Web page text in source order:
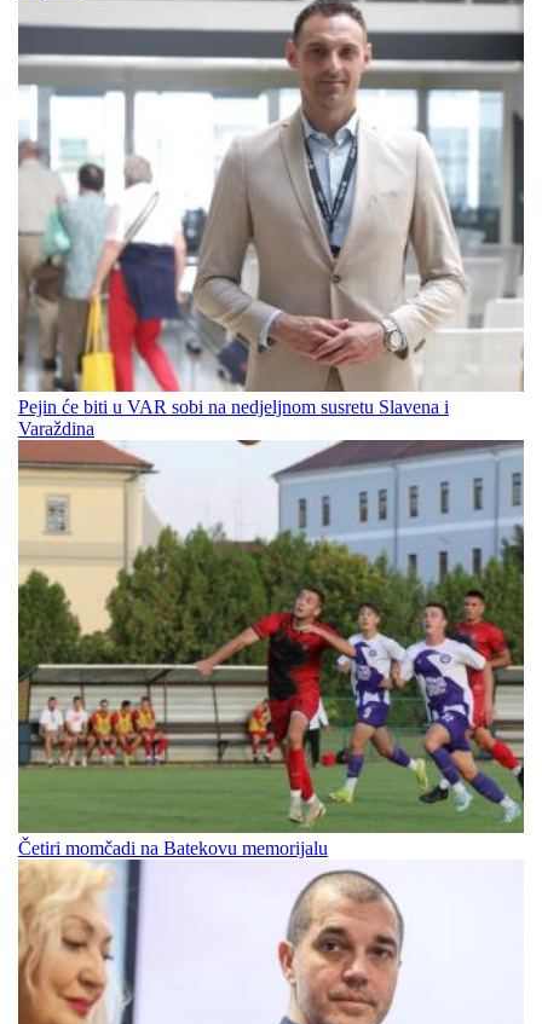
Pejin će biti u VAR sobi na nedjeljnom susretu Slavena i
Varaždina
Četiri momčadi na Batekovu memorijalu